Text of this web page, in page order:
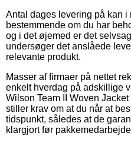
Antal dages levering på
bestemmende om du har
og i det øjemed er det
undersøger det anslåede
relevante produkt.
Masser af firmaer på nettet
enkelt hverdag på adskillige
Wilson Team II Woven
stiller krav om at du når at
tidspunkt, således at de
klargjort før